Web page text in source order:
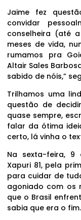
Jaime fez
convidar
conselheira (até
meses de vida,
rumamos pra
Altair Sales
sabido de nóis,”
Trilhamos uma
questão de
quase sempre,
falar da ótima
certo, lá vinha o
Na sexta-feira, 9
Xapuri 81, pela
para cuidar de
agoniado com os
que o Brasil
sabia que era o fim.